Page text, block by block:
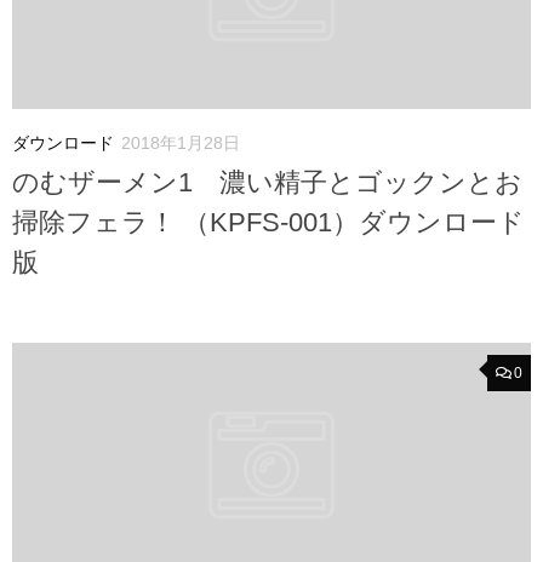
ダウンロード 2018年1月28日
のむザーメン1 濃い精子とゴックンとお
掃除フェラ！ （KPFS-001）ダウンロード
版
0